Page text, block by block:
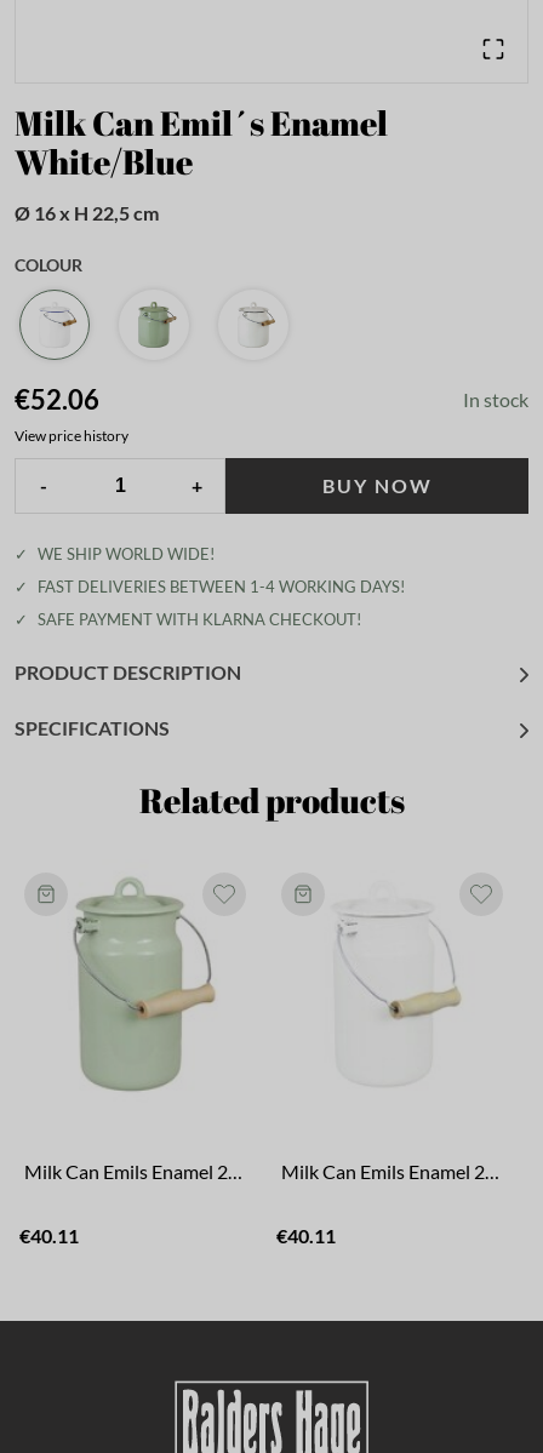
Milk Can Emil´s Enamel
White/Blue
Ø 16 x H 22,5 cm
COLOUR
€52.06 In stock
View price history
- + BUY NOW
✓
WE SHIP WORLD WIDE!
✓
FAST DELIVERIES BETWEEN 1-4 WORKING DAYS!
✓
SAFE PAYMENT WITH KLARNA CHECKOUT!
PRODUCT DESCRIPTION
SPECIFICATIONS
Related products
Milk Can Emils Enamel 2L Green
€40.11
Milk Can Emils Enamel 2L Offwhite
€40.11